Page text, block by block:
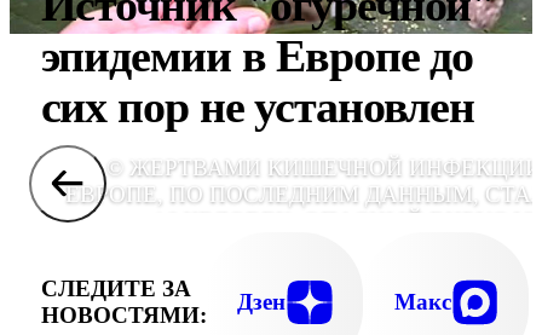
эпидемии в Европе до
сих пор не установлен
© ЖЕРТВАМИ КИШЕЧНОЙ
ЕВРОПЕ, ПО ПОСЛЕДНИМ ДАННЫМ,
16 ЧЕЛОВЕК. ОПАСНЫЙ ВИРУС
"ПОДОЗРЕВАЕМЫЕ" √ ПО-
ОГУРЦЫ С НЕМЕЦКИХ И
СЛЕДИТЕ ЗА
НОВОСТЯМИ:
Дзен Макс